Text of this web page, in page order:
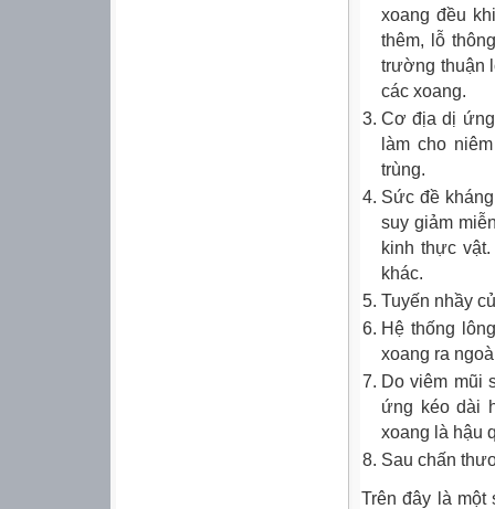
xoang đều
thêm, lỗ
trường thuận
các xoang.
Cơ địa dị
làm cho
trùng.
Sức đề
suy giảm
kinh thực
khác.
Tuyến nhầy
Hệ thống
xoang ra
Do viêm mũi
ứng kéo dài
xoang là hậu
Sau chấn
Trên đây là một